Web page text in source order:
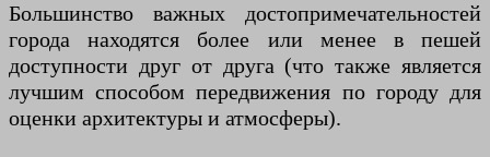
Большинство важных достопримечательностей
города находятся более или менее в пешей
доступности друг от друга (что также является
лучшим способом передвижения по городу для
оценки архитектуры и атмосферы).